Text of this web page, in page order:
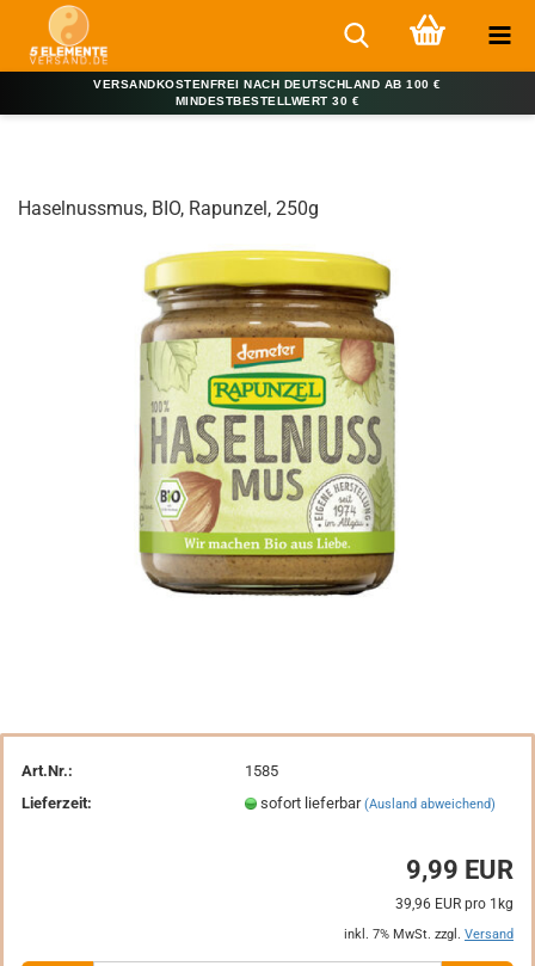
VERSANDKOSTENFREI NACH DEUTSCHLAND AB 100 €
MINDESTBESTELLWERT 30 €
Haselnussmus, BIO, Rapunzel, 250g
Art.Nr.:
1585
Lieferzeit:
sofort lieferbar(Ausland abweichend)
9,99 EUR
39,96 EUR pro 1kg
inkl. 7% MwSt. zzgl. Versand